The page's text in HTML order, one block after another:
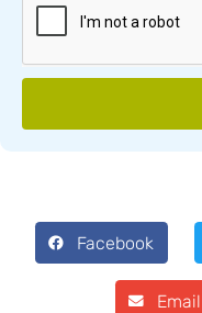
Facebook
Email